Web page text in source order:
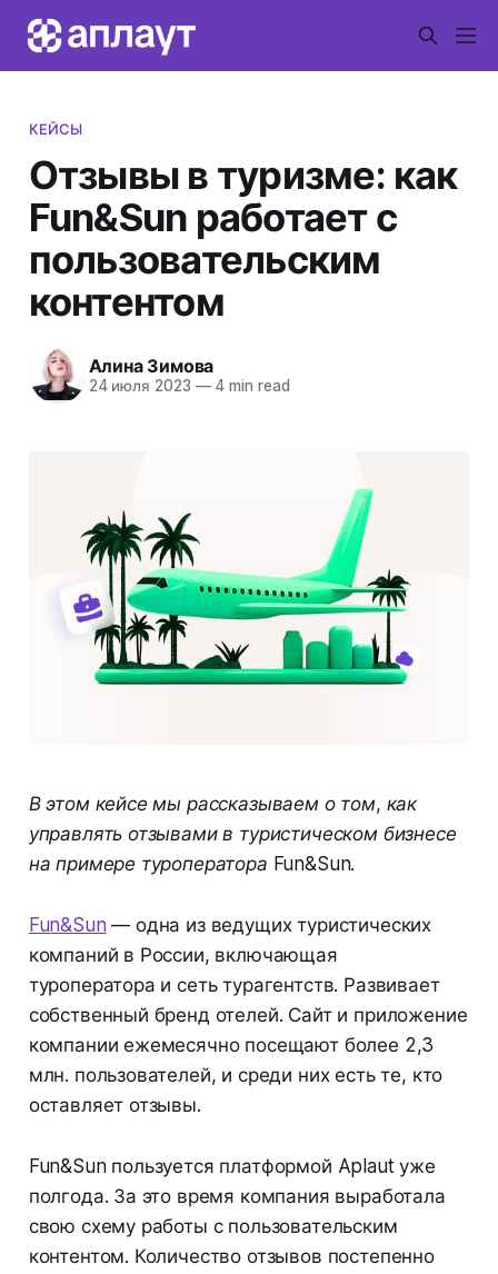
КЕЙСЫ
Отзывы в туризме: как
Fun&Sun работает с
пользовательским
контентом
Алина Зимова
24 июля 2023 —4 min read
В этом кейсе мы рассказываем о том, как
управлять отзывами в туристическом бизнесе
на примере туроператора Fun&Sun.
Fun&Sun — одна из ведущих туристических
компаний в России, включающая
туроператора и сеть турагентств. Развивает
собственный бренд отелей. Сайт и приложение
компании ежемесячно посещают более 2,3
млн. пользователей, и среди них есть те, кто
оставляет отзывы.
Fun&Sun пользуется платформой Aplaut уже
полгода. За это время компания выработала
свою схему работы с пользовательским
контентом. Количество отзывов постепенно